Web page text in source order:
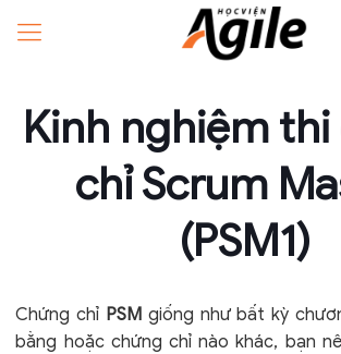
Kinh nghiệm
chỉ Scrum
(PSM1)
Chứng chỉ PSMgiống như bất kỳ
bằng hoặc chứng chỉ nào khác, bạn